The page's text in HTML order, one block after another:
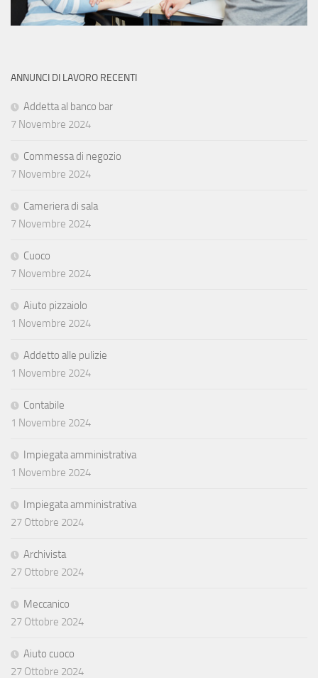
ANNUNCI DI LAVORO RECENTI
Addetta al banco bar
7 Novembre 2024
Commessa di negozio
7 Novembre 2024
Cameriera di sala
7 Novembre 2024
Cuoco
7 Novembre 2024
Aiuto pizzaiolo
1 Novembre 2024
Addetto alle pulizie
1 Novembre 2024
Contabile
1 Novembre 2024
Impiegata amministrativa
1 Novembre 2024
Impiegata amministrativa
27 Ottobre 2024
Archivista
27 Ottobre 2024
Meccanico
27 Ottobre 2024
Aiuto cuoco
27 Ottobre 2024